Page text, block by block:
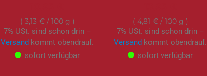
3,13 €/ 100 g
7% USt. sind schon drin –
Versand kommt obendrauf.
sofort verfügbar
4,81 €/ 100 g
7% USt. sind schon drin –
Versand kommt obendrauf.
sofort verfügbar